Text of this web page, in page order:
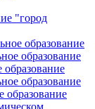
"город
образование
образование
образование